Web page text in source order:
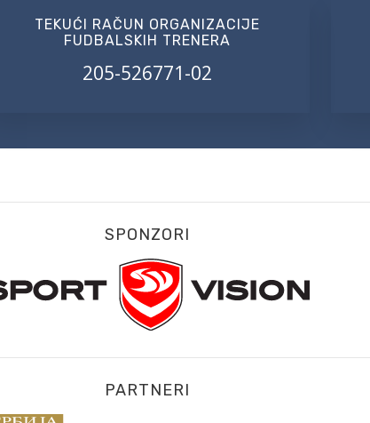
TEKUĆI RAČUN ORGANIZACIJE
FUDBALSKIH TRENERA
205-526771-02
SPONZORI
PARTNERI